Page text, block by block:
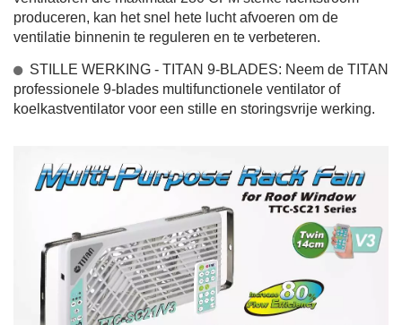
produceren, kan het snel hete lucht afvoeren om de
ventilatie binnenin te reguleren en te verbeteren.
STILLE WERKING - TITAN 9-BLADES: Neem de TITAN
professionele 9-blades multifunctionele ventilator of
koelkastventilator voor een stille en storingsvrije werking.